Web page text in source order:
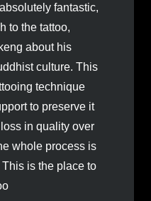
fantastic,
to the tattoo,
about his
culture. This
technique
to preserve it
in quality over
whole process is
is the place to